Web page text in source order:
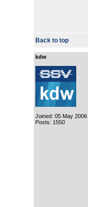
Back to top
kdw
Joined: 05 May 2006
Posts: 1550